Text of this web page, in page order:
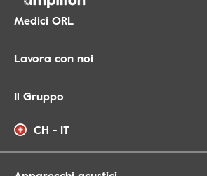
Medici ORL
Lavora con noi
Il Gruppo
CH - IT